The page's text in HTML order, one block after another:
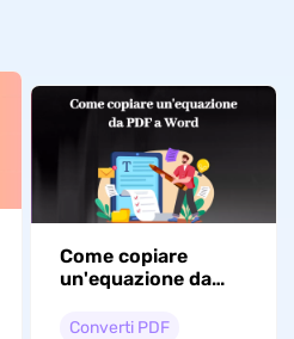
Come copiare
un'equazione da
Guida Completa)
Converti PDF